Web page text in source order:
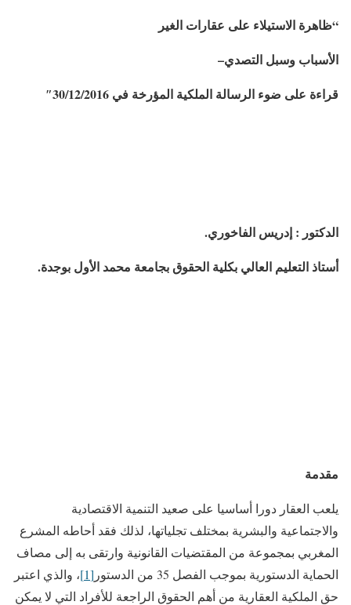
“ظاهرة الاستيلاء على عقارات الغير
الأسباب وسبل التصدي–
قراءة على ضوء الرسالة الملكية المؤرخة في
الدكتور : إدريس الفاخوري.
أستاذ التعليم العالي بكلية الحقوق بجامعة محمد الأول بوجدة.
مقدمة
يلعب العقار دورا أساسيا على صعيد التنمية الاقتصادية
والاجتماعية والبشرية بمختلف تجلياتها، لذلك فقد أحاطه المشرع
المغربي بمجموعة من المقتضيات القانونية وارتقى به إلى مصاف
الحماية الدستورية بموجب الفصل 35 من الدستور
[1]
، والذي اعتبر
حق الملكية العقارية من أهم الحقوق الراجعة للأفراد التي لا يمكن